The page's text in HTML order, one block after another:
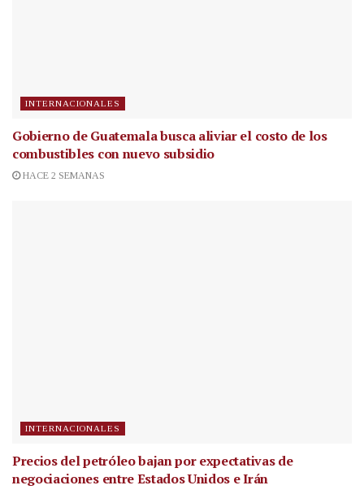
INTERNACIONALES
Gobierno de Guatemala busca aliviar el costo de los
combustibles con nuevo subsidio
HACE 2 SEMANAS
INTERNACIONALES
Precios del petróleo bajan por expectativas de
negociaciones entre Estados Unidos e Irán